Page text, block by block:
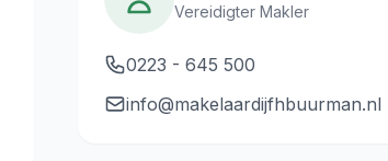
Vereidigter Makler
0223 - 645 500
info@makelaardijfhbuurman.nl